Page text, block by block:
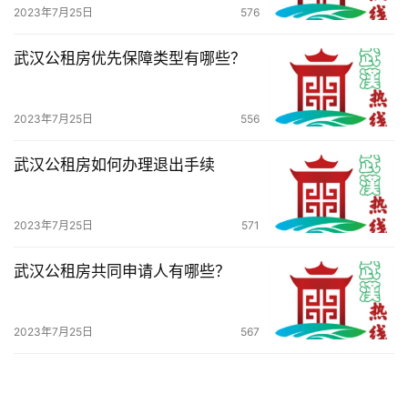
生
技
观
我
2023年7月25日 576
武汉公租房优先保障类型有哪些？
2023年7月25日 556
武汉公租房如何办理退出手续
2023年7月25日 571
武汉公租房共同申请人有哪些？
2023年7月25日 567